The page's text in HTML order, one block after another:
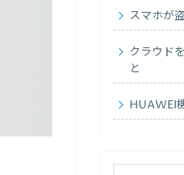
スマホが
クラウド
と
HUAWEI